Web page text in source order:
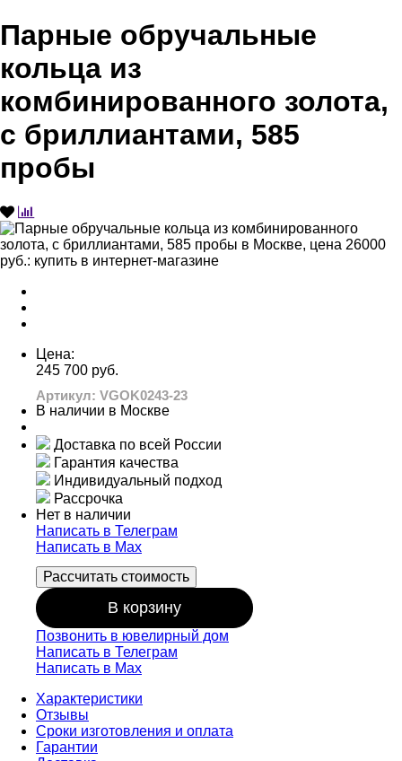
Парные обручальные
кольца из
комбинированного золота,
с бриллиантами, 585
пробы
Цена:
245 700 руб.
Артикул: VGOK0243-23
В наличии в Москве
Доставка по всей России
Гарантия качества
Индивидуальный подход
Рассрочка
Нет в наличии
Написать в Телеграм
Написать в Мах
Рассчитать стоимость
В корзину
Позвонить в ювелирный дом
Написать в Телеграм
Написать в Мах
Характеристики
Отзывы
Сроки изготовления и оплата
Гарантии